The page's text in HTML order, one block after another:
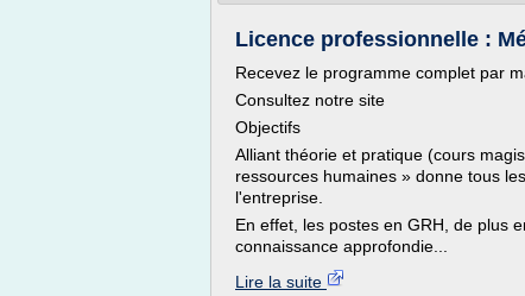
Licence professionnelle :
Recevez le programme complet par
Consultez notre site
Objectifs
Alliant théorie et pratique (cours
ressources humaines » donne tous
l'entreprise.
En effet, les postes en GRH, de plus
connaissance approfondie...
Lire la suite